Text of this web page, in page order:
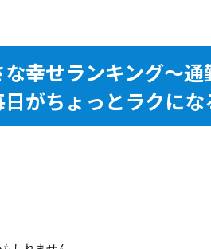
幸せランキング～
がちょっとラクにな